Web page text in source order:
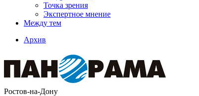
Точка зрения
Экспертное мнение
Между тем
Архив
Ростов-на-Дону